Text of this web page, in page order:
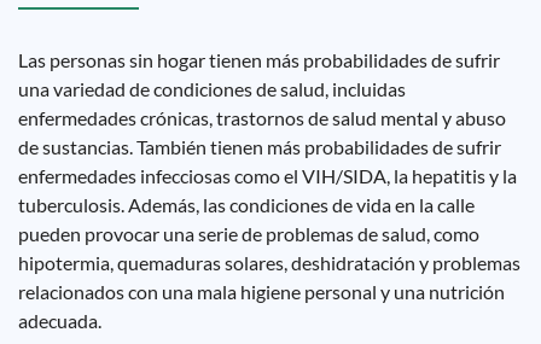
Las personas sin hogar tienen más probabilidades de sufrir
una variedad de condiciones de salud, incluidas
enfermedades crónicas, trastornos de salud mental y abuso
de sustancias. También tienen más probabilidades de sufrir
enfermedades infecciosas como el VIH/SIDA, la hepatitis y la
tuberculosis. Además, las condiciones de vida en la calle
pueden provocar una serie de problemas de salud, como
hipotermia, quemaduras solares, deshidratación y problemas
relacionados con una mala higiene personal y una nutrición
adecuada.